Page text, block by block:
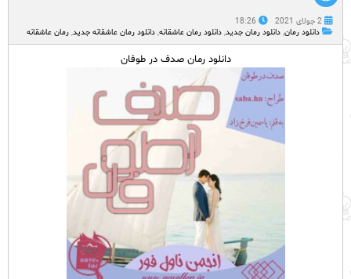
2 جولای 2021
18:26
دانلود رمان, دانلود رمان جدید, دانلود رمان عاشقانه, دانلود رمان عاشقانه جدید, رمان عاشقانه
دانلود رمان صدف در طوفان